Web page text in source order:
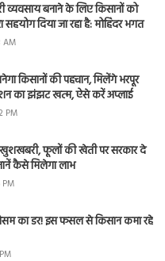
व्यवसाय बनाने के लिए किसानों को
दिया जा रहा है: मोहिंदर भगत
AM
किसानों की पहचान, मिलेंगे भरपूर
का झंझट खत्म, ऐसे करें अप्लाई
PM
फूलों की खेती पर सरकार दे
कैसे मिलेगा लाभ
का डर! इस फसल से किसान कमा रहे